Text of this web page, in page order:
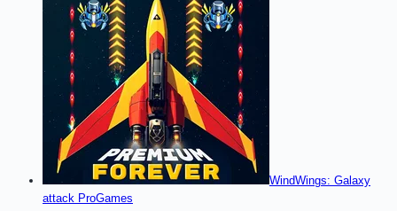
WindWings: Galaxy
attack ProGames